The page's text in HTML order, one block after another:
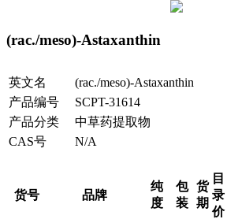
(rac./meso)-Astaxanthin
英文名
(rac./meso)-Astaxanthin
产品编号
SCPT-31614
产品分类
中草药提取物
CAS号
N/A
货号 品牌
纯
度
包
装
货
期
目
录
价